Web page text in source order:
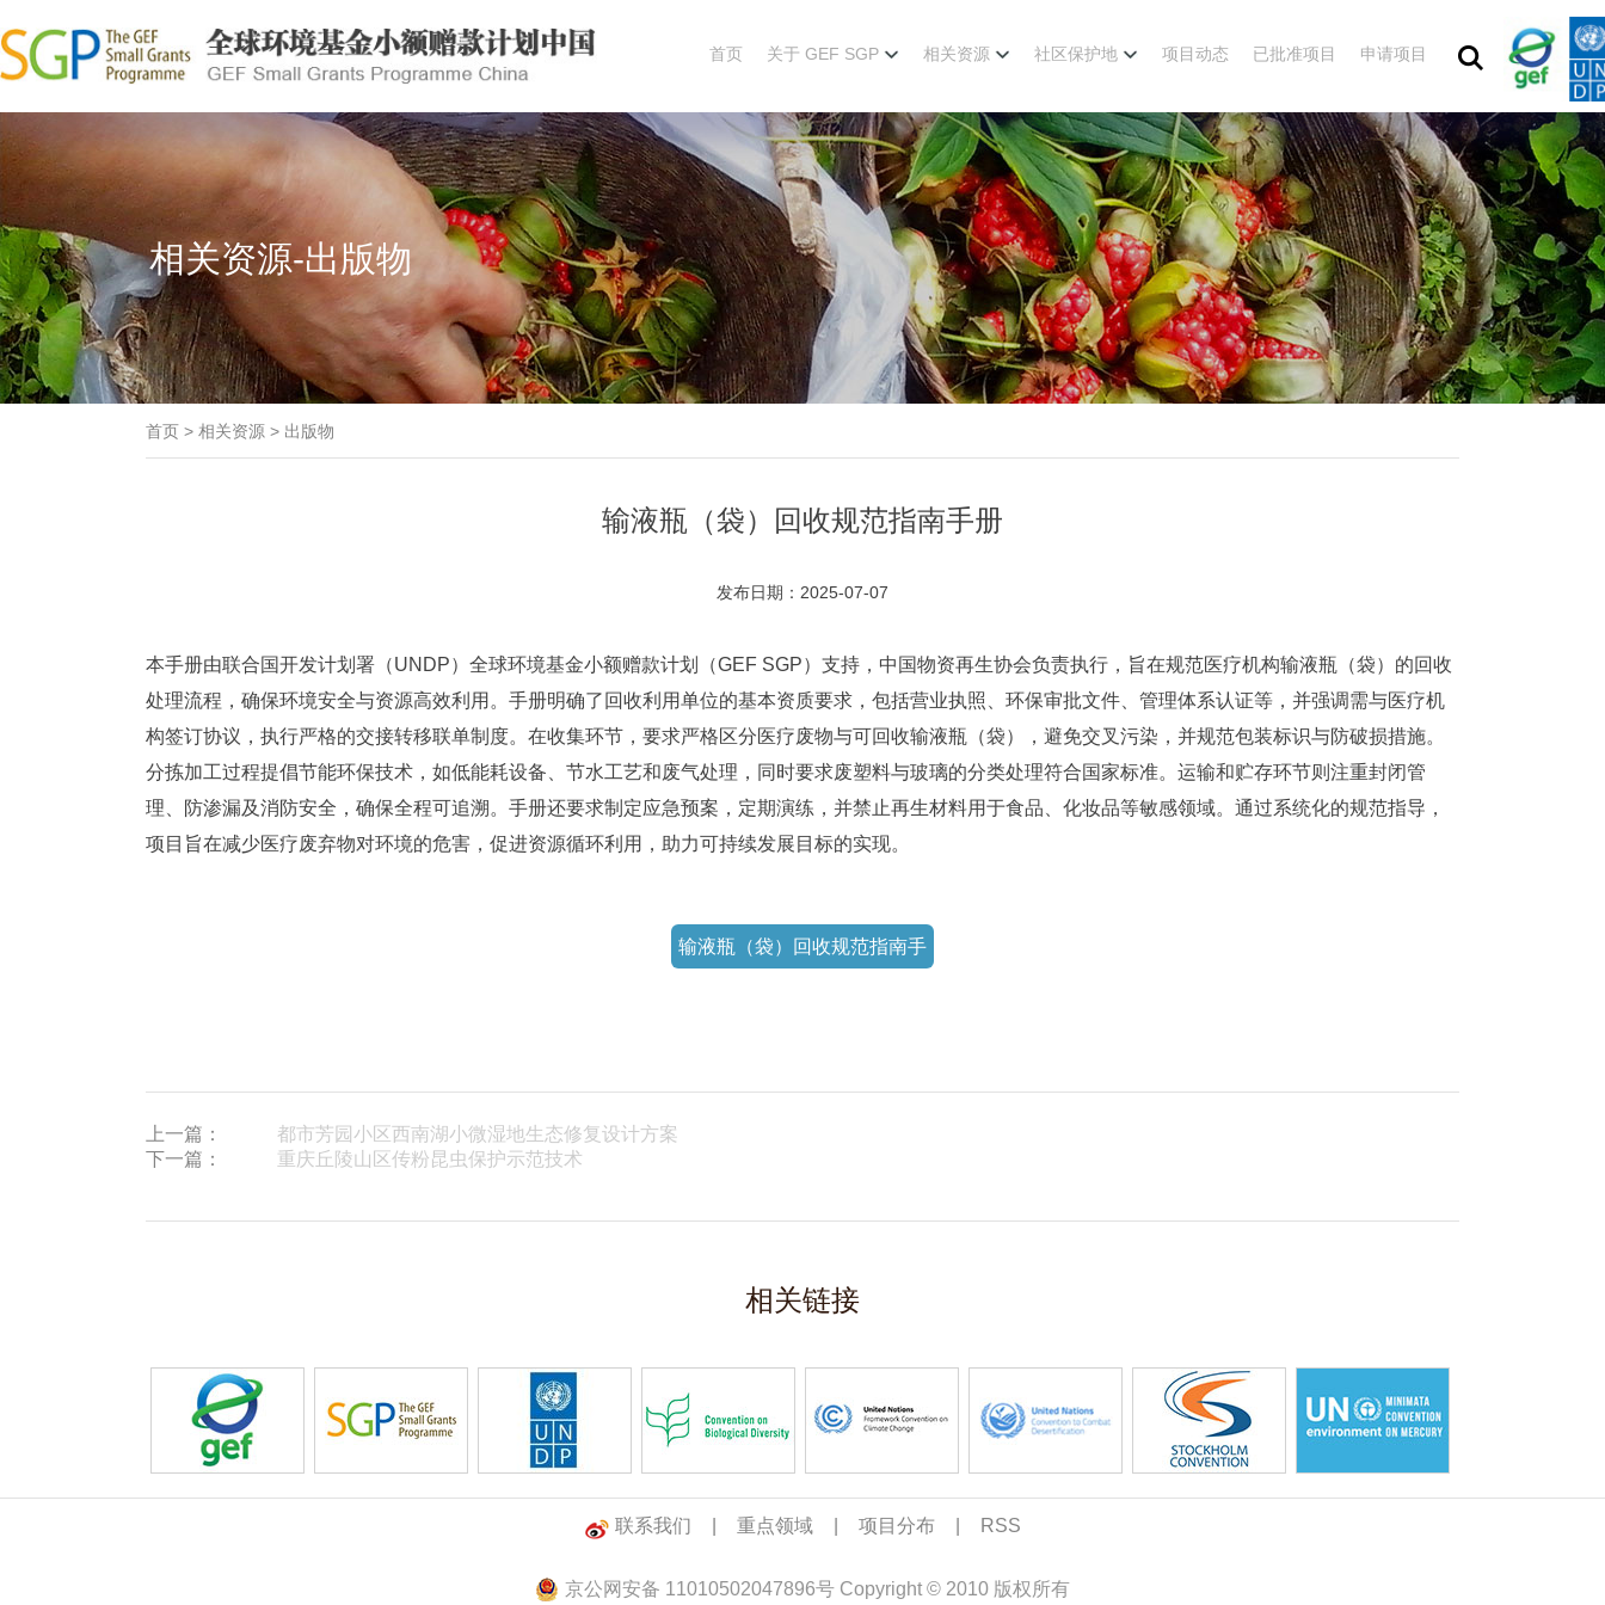
首页 关于 GEF SGP 相关资源 社区保护地 项目动态 已批准项目 申请项目
相关资源-出版物
首页 > 相关资源 > 出版物
输液瓶（袋）回收规范指南手册
发布日期：2025-07-07
本手册由联合国开发计划署（UNDP）全球环境基金小额赠款计划（GEF SGP）支持，中国物资再生协会负责执行，旨在规范医疗机构输液瓶（袋）的回收
处理流程，确保环境安全与资源高效利用。手册明确了回收利用单位的基本资质要求，包括营业执照、环保审批文件、管理体系认证等，并强调需与医疗机
构签订协议，执行严格的交接转移联单制度。在收集环节，要求严格区分医疗废物与可回收输液瓶（袋），避免交叉污染，并规范包装标识与防破损措施。
分拣加工过程提倡节能环保技术，如低能耗设备、节水工艺和废气处理，同时要求废塑料与玻璃的分类处理符合国家标准。运输和贮存环节则注重封闭管
理、防渗漏及消防安全，确保全程可追溯。手册还要求制定应急预案，定期演练，并禁止再生材料用于食品、化妆品等敏感领域。通过系统化的规范指导，
项目旨在减少医疗废弃物对环境的危害，促进资源循环利用，助力可持续发展目标的实现。
输液瓶（袋）回收规范指南手
上一篇：
都市芳园小区西南湖小微湿地生态修复设计方案
下一篇：
重庆丘陵山区传粉昆虫保护示范技术
相关链接
联系我们 重点领域 项目分布 RSS
京公网安备 11010502047896号 Copyright © 2010 版权所有